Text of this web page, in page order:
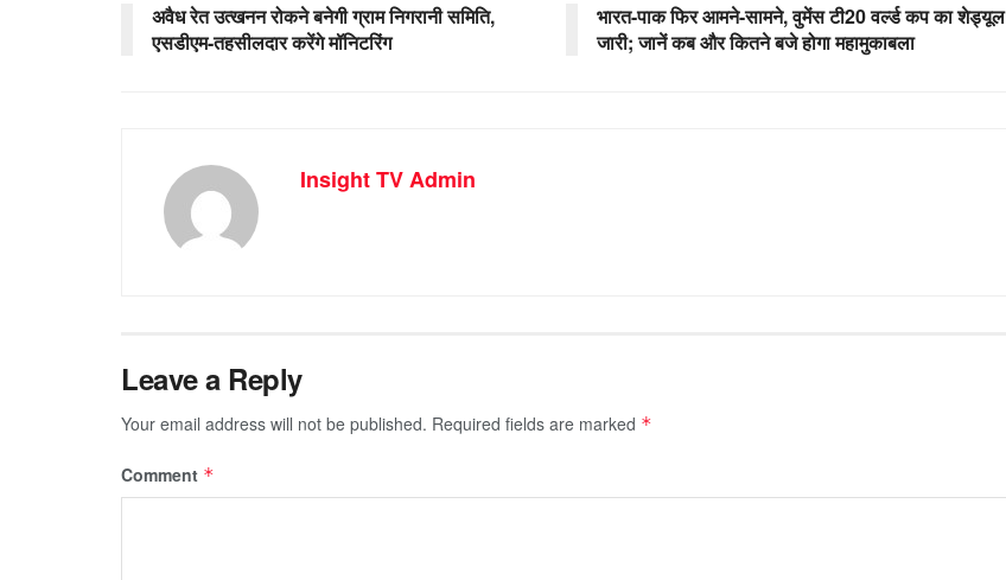
अवैध रेत उत्खनन रोकने बनेगी ग्राम निगरानी समिति,
एसडीएम-तहसीलदार करेंगे मॉनिटरिंग
भारत-पाक फिर आमने-सामने, वुमेंस टी20 वर्ल्ड कप का शेड्यूल
जारी; जानें कब और कितने बजे होगा महामुकाबला
Insight TV Admin
Leave a Reply
Your email address will not be published. Required fields are marked *
Comment *